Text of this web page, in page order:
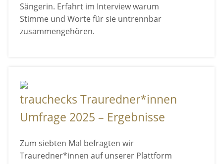
Sängerin. Erfahrt im Interview warum
Stimme und Worte für sie untrennbar
zusammengehören.
trauchecks Trauredner*innen
Umfrage 2025 – Ergebnisse
Zum siebten Mal befragten wir
Trauredner*innen auf unserer Plattform